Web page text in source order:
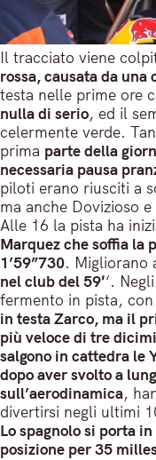
Il tracciato viene
rossa, causata da una
testa nelle prime ore
nulla di serio, ed il
celermente verde.
prima parte della
necessaria pausa
piloti erano riusciti a
ma anche Dovizioso e
Alle 16 la pista ha
Marquez che soffia la
1’59”730. Migliorano
nel club del 59′‘.
fermento in pista,
in testa Zarco, ma il
più veloce di tre dicimi
salgono in cattedra le
dopo aver svolto a
sull’aerodinamica,
divertirsi negli ultimi
Lo spagnolo si porta
posizione per 35